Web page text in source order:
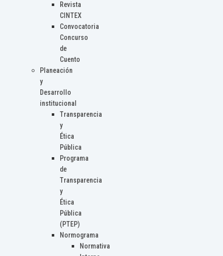
Revista
CINTEX
Convocatoria
Concurso
de
Cuento
Planeación
y
Desarrollo
institucional
Transparencia
y
Ética
Pública
Programa
de
Transparencia
y
Ética
Pública
(PTEP)
Normograma
Normativa